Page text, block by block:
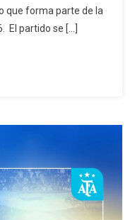
que forma parte de la
El partido se […]